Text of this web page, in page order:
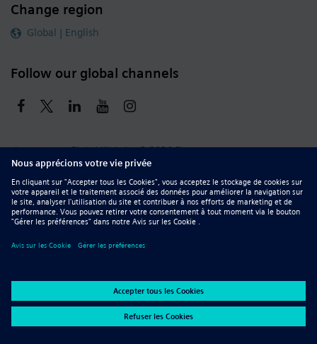
Change region
Global | English
Follow our global channels
siemens.com Global Website © 2026 Siemens
Whistleblowing
Corporate Information
DMCA
Privacy Notice
Terms of Use
Digital ID Report Piracy